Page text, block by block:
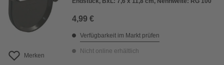
Merken
4,99 €
Verfügbarkeit im Markt prüfen
Nicht online erhältlich